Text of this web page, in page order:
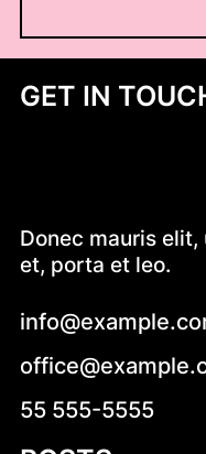
u
a
GET IN
Donec mauris
et, porta et leo.
55 555-5555